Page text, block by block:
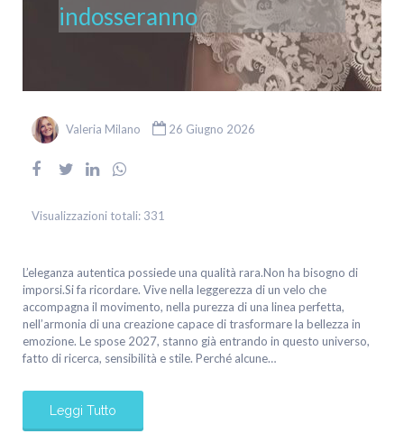
indosseranno
Valeria Milano 26 Giugno 2026
Visualizzazioni totali: 331
L’eleganza autentica possiede una qualità rara.Non ha bisogno di
imporsi.Si fa ricordare. Vive nella leggerezza di un velo che
accompagna il movimento, nella purezza di una linea perfetta,
nell’armonia di una creazione capace di trasformare la bellezza in
emozione. Le spose 2027, stanno già entrando in questo universo,
fatto di ricerca, sensibilità e stile. Perché alcune…
Leggi Tutto